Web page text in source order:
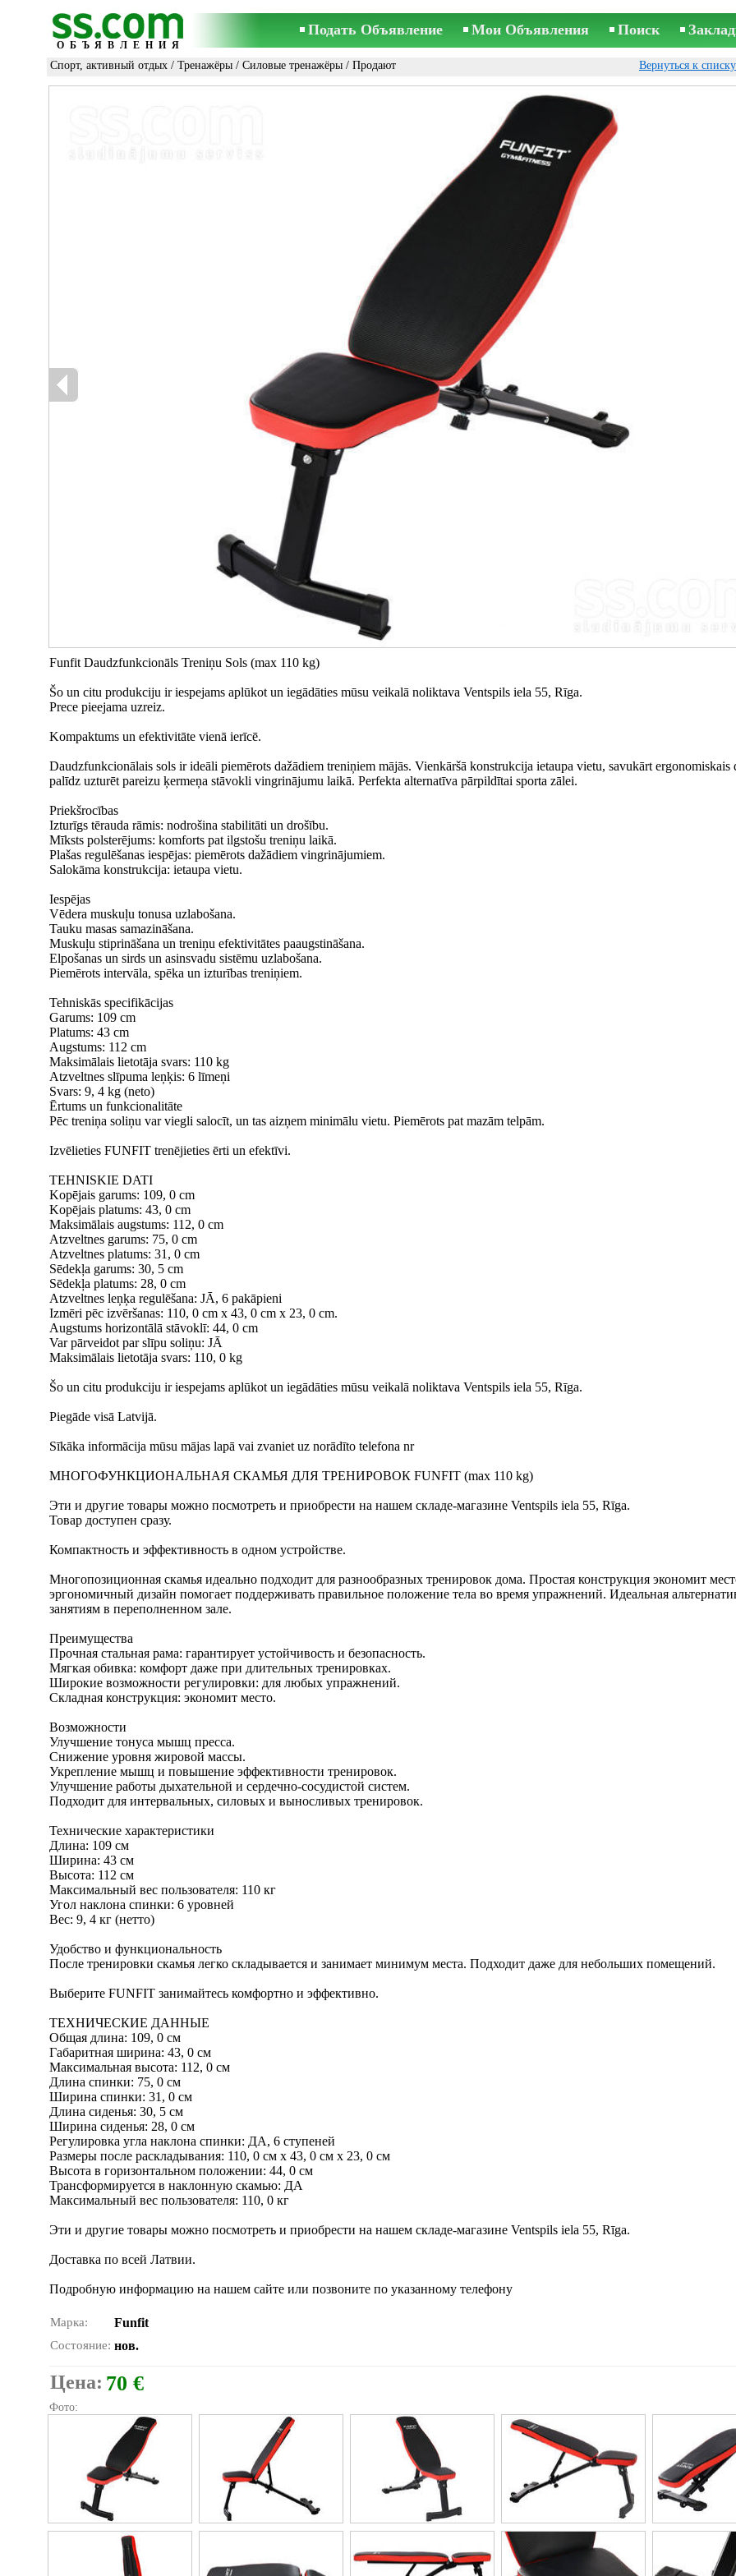
ОБЪЯВЛЕНИЯ
Подать Объявление Мои Объявления Поиск
Спорт, активный отдых / Тренажёры / Силовые тренажёры / Продают Вернуться к
Funfit Daudzfunkcionāls Treniņu Sols (max 110 kg)
Šo un citu produkciju ir iespejams aplūkot un iegādāties mūsu veikalā noliktava Ventspils iela 55, Rīga.
Prece pieejama uzreiz.
Kompaktums un efektivitāte vienā ierīcē.
Daudzfunkcionālais sols ir ideāli piemērots dažādiem treniņiem mājās. Vienkāršā konstrukcija ietaupa vietu, savukārt ergonomiskais
palīdz uzturēt pareizu ķermeņa stāvokli vingrinājumu laikā. Perfekta alternatīva pārpildītai sporta zālei.
Priekšrocības
Izturīgs tērauda rāmis: nodrošina stabilitāti un drošību.
Mīksts polsterējums: komforts pat ilgstošu treniņu laikā.
Plašas regulēšanas iespējas: piemērots dažādiem vingrinājumiem.
Salokāma konstrukcija: ietaupa vietu.
Iespējas
Vēdera muskuļu tonusa uzlabošana.
Tauku masas samazināšana.
Muskuļu stiprināšana un treniņu efektivitātes paaugstināšana.
Elpošanas un sirds un asinsvadu sistēmu uzlabošana.
Piemērots intervāla, spēka un izturības treniņiem.
Tehniskās specifikācijas
Garums: 109 cm
Platums: 43 cm
Augstums: 112 cm
Maksimālais lietotāja svars: 110 kg
Atzveltnes slīpuma leņķis: 6 līmeņi
Svars: 9, 4 kg (neto)
Ērtums un funkcionalitāte
Pēc treniņa soliņu var viegli salocīt, un tas aizņem minimālu vietu. Piemērots pat mazām telpām.
Izvēlieties FUNFIT trenējieties ērti un efektīvi.
TEHNISKIE DATI
Kopējais garums: 109, 0 cm
Kopējais platums: 43, 0 cm
Maksimālais augstums: 112, 0 cm
Atzveltnes garums: 75, 0 cm
Atzveltnes platums: 31, 0 cm
Sēdekļa garums: 30, 5 cm
Sēdekļa platums: 28, 0 cm
Atzveltnes leņķa regulēšana: JĀ, 6 pakāpieni
Izmēri pēc izvēršanas: 110, 0 cm x 43, 0 cm x 23, 0 cm.
Augstums horizontālā stāvoklī: 44, 0 cm
Var pārveidot par slīpu soliņu: JĀ
Maksimālais lietotāja svars: 110, 0 kg
Šo un citu produkciju ir iespejams aplūkot un iegādāties mūsu veikalā noliktava Ventspils iela 55, Rīga.
Piegāde visā Latvijā.
Sīkāka informācija mūsu mājas lapā vai zvaniet uz norādīto telefona nr
МНОГОФУНКЦИОНАЛЬНАЯ СКАМЬЯ ДЛЯ ТРЕНИРОВОК FUNFIT (max 110 kg)
Эти и другие товары можно посмотреть и приобрести на нашем складе-магазине Ventspils iela 55, Rīga.
Товар доступен сразу.
Компактность и эффективность в одном устройстве.
Многопозиционная скамья идеально подходит для разнообразных тренировок дома. Простая конструкция экономит
эргономичный дизайн помогает поддерживать правильное положение тела во время упражнений. Идеальная
занятиям в переполненном зале.
Преимущества
Прочная стальная рама: гарантирует устойчивость и безопасность.
Мягкая обивка: комфорт даже при длительных тренировках.
Широкие возможности регулировки: для любых упражнений.
Складная конструкция: экономит место.
Возможности
Улучшение тонуса мышц пресса.
Снижение уровня жировой массы.
Укрепление мышц и повышение эффективности тренировок.
Улучшение работы дыхательной и сердечно-сосудистой систем.
Подходит для интервальных, силовых и выносливых тренировок.
Технические характеристики
Длина: 109 см
Ширина: 43 см
Высота: 112 см
Максимальный вес пользователя: 110 кг
Угол наклона спинки: 6 уровней
Вес: 9, 4 кг (нетто)
Удобство и функциональность
После тренировки скамья легко складывается и занимает минимум места. Подходит даже для небольших помещений.
Выберите FUNFIT занимайтесь комфортно и эффективно.
ТЕХНИЧЕСКИЕ ДАННЫЕ
Общая длина: 109, 0 см
Габаритная ширина: 43, 0 см
Максимальная высота: 112, 0 см
Длина спинки: 75, 0 см
Ширина спинки: 31, 0 см
Длина сиденья: 30, 5 см
Ширина сиденья: 28, 0 см
Регулировка угла наклона спинки: ДА, 6 ступеней
Размеры после раскладывания: 110, 0 см x 43, 0 см x 23, 0 см
Высота в горизонтальном положении: 44, 0 см
Трансформируется в наклонную скамью: ДА
Максимальный вес пользователя: 110, 0 кг
Эти и другие товары можно посмотреть и приобрести на нашем складе-магазине Ventspils iela 55, Rīga.
Доставка по всей Латвии.
Подробную информацию на нашем сайте или позвоните по указанному телефону
Марка: Funfit
Состояние: нов.
Цена: 70 €
Фото: